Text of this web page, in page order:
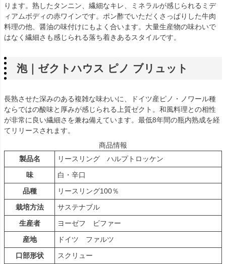
ります。熟したタンニン、繊細なキレ、ミネラルが感じられるミデ
ィアムボディの赤ワインです。ポン酢でいただくさっぱりした牛肉
料理の他、醤油の味付けにもよく合います。大量生産物の味わいで
はなく繊細さも感じられる落ち着きあるスタイルです。
泡｜ゼクトハウス ピノ ブリュット
長熟させた深みのある複雑な味わいに、ドイツ産ピノ・ノワール種
ならではの酸味と厚みが感じられる上質ゼクト。和風料理との相性
が非常に良い繊細さを兼ね備えています。最低8年間の瓶内熟成を経
てリリースされます。
商品情報
製品名
リースリング ハルプトロッケン
味
白・辛口
品種
リースリング100％
栽培方法
サステナブル
生産者
ヨーゼフ ビファー
産地
ドイツ ファルツ
口部形状
スクリュー